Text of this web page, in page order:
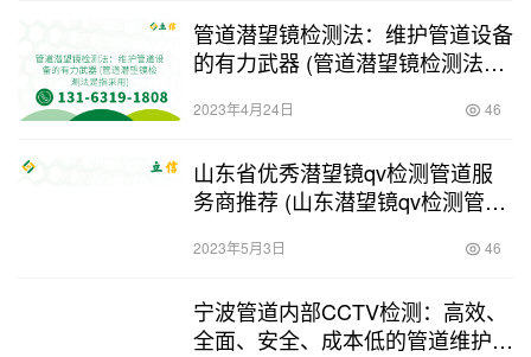
管道潜望镜检测法：维护管道设备
的有力武器 (管道潜望镜检测法是
2023年4月24日 46
山东省优秀潜望镜qv检测管道服
务商推荐 (山东潜望镜qv检测管道
2023年5月3日 46
宁波管道内部CCTV检测：高效、
全面、安全、成本低的管道维护利